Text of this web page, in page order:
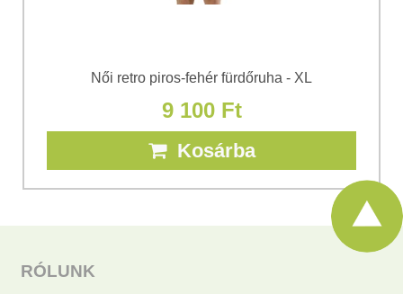
Női retro piros-fehér fürdőruha - XL
9 100 Ft
Kosárba
RÓLUNK